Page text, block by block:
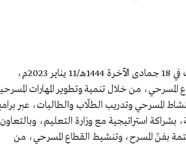
هي إحدى مبادرات هيئة المسرح والفنون الأدائية بوزارة الثقافة، دشنت في 18 جمادى الآخرة 1444هـ/11 يناير 2023م،
من خلال تنمية وتطوير المهارات
المسرحي وتدريب الطلّاب والطالبات، عبر
بشراكة استراتيجية مع وزارة التعليم، وبالتعاون
بفنّ المسرح، وتنشيط القطاع المسرحي، من